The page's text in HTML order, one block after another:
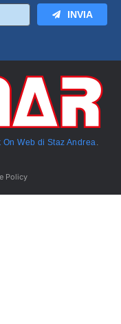
INVIA
On Web di Staz Andrea.
Policy